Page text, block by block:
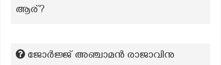
ആര്?
ജോർജ്ജ് അഞ്ചാമൻ രാജാവിനു